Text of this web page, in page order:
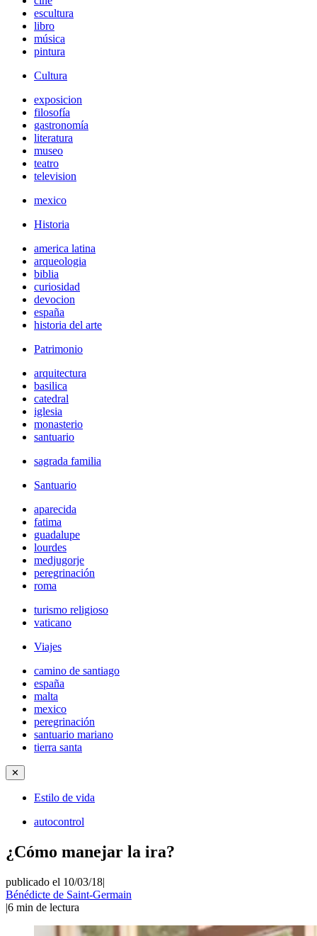
escultura
libro
música
pintura
Cultura
exposicion
filosofía
gastronomía
literatura
museo
teatro
television
mexico
Historia
america latina
arqueologia
biblia
curiosidad
devocion
españa
historia del arte
Patrimonio
arquitectura
basilica
catedral
iglesia
monasterio
santuario
sagrada familia
Santuario
aparecida
fatima
guadalupe
lourdes
medjugorje
peregrinación
roma
turismo religioso
vaticano
Viajes
camino de santiago
españa
malta
mexico
peregrinación
santuario mariano
tierra santa
✕
Estilo de vida
autocontrol
¿Cómo manejar la ira?
publicado el 10/03/18|
Bénédicte de Saint-Germain
|6 min de lectura